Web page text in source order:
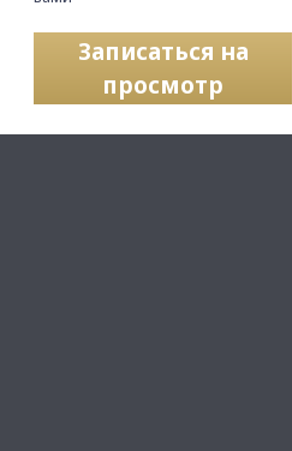
Записаться на
просмотр